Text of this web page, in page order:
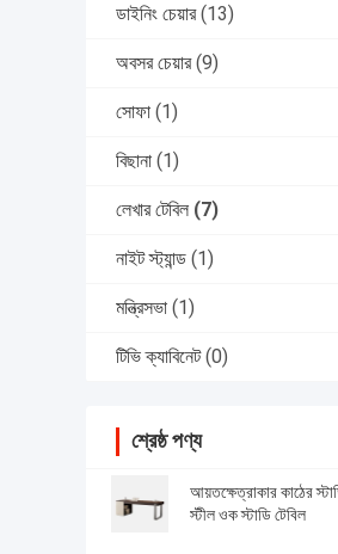
ডাইনিং চেয়ার (13)
অবসর চেয়ার (9)
সোফা (1)
বিছানা (1)
লেখার টেবিল (7)
নাইট স্ট্যান্ড (1)
মন্ত্রিসভা (1)
টিভি ক্যাবিনেট (0)
শ্রেষ্ঠ পণ্য
আয়তক্ষেত্রাকার কাঠের
স্টীল ওক স্টাডি টেবিল